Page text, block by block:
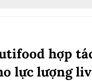
hợp
lực lượng